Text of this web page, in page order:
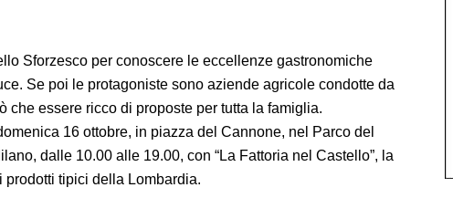
Sforzesco per conoscere le eccellenze gastronomiche
Se poi le protagoniste sono aziende agricole condotte da
che essere ricco di proposte per tutta la famiglia.
16 ottobre, in piazza del Cannone, nel Parco del
dalle 10.00 alle 19.00, con “La Fattoria nel Castello”, la
prodotti tipici della Lombardia.